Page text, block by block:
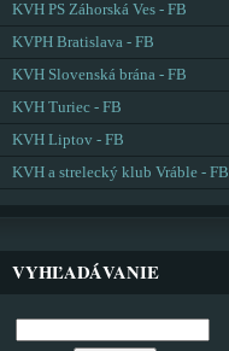
KVH PS Záhorská Ves - FB
KVPH Bratislava - FB
KVH Slovenská brána - FB
KVH Turiec - FB
KVH Liptov - FB
KVH a strelecký klub Vráble - FB
VYHĽADÁVANIE